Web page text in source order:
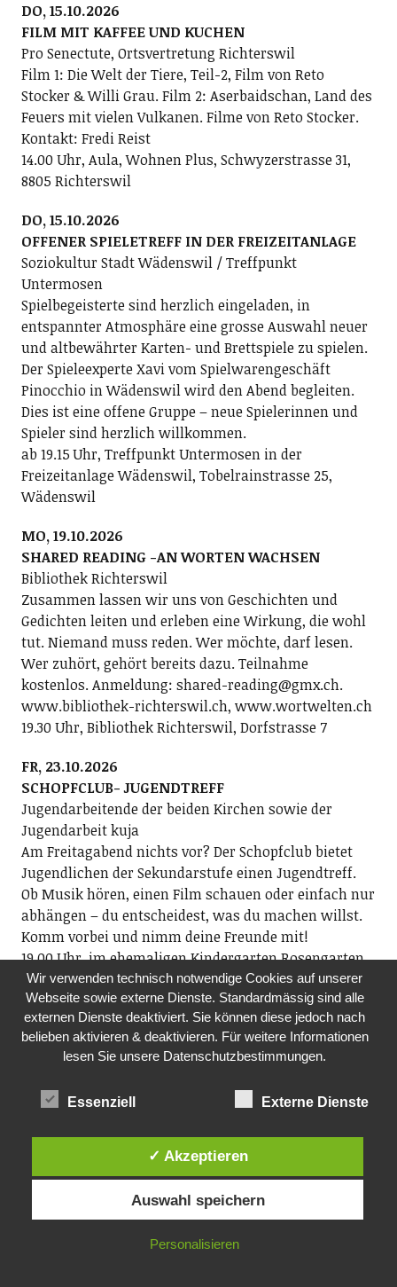
DO, 15.10.2026
FILM MIT KAFFEE UND KUCHEN
Pro Senectute, Ortsvertretung Richterswil
Film 1: Die Welt der Tiere, Teil-2, Film von Reto
Stocker & Willi Grau. Film 2: Aserbaidschan, Land des
Feuers mit vielen Vulkanen. Filme von Reto Stocker.
Kontakt: Fredi Reist
14.00 Uhr, Aula, Wohnen Plus, Schwyzerstrasse 31,
8805 Richterswil
DO, 15.10.2026
OFFENER SPIELETREFF IN DER FREIZEITANLAGE
Soziokultur Stadt Wädenswil / Treffpunkt
Untermosen
Spielbegeisterte sind herzlich eingeladen, in
entspannter Atmosphäre eine grosse Auswahl neuer
und altbewährter Karten- und Brettspiele zu spielen.
Der Spieleexperte Xavi vom Spielwarengeschäft
Pinocchio in Wädenswil wird den Abend begleiten.
Dies ist eine offene Gruppe – neue Spielerinnen und
Spieler sind herzlich willkommen.
ab 19.15 Uhr, Treffpunkt Untermosen in der
Freizeitanlage Wädenswil, Tobelrainstrasse 25,
Wädenswil
MO, 19.10.2026
SHARED READING -AN WORTEN WACHSEN
Bibliothek Richterswil
Zusammen lassen wir uns von Geschichten und
Gedichten leiten und erleben eine Wirkung, die wohl
tut. Niemand muss reden. Wer möchte, darf lesen.
Wer zuhört, gehört bereits dazu. Teilnahme
kostenlos. Anmeldung: shared-reading@gmx.ch.
www.bibliothek-richterswil.ch, www.wortwelten.ch
19.30 Uhr, Bibliothek Richterswil, Dorfstrasse 7
FR, 23.10.2026
SCHOPFCLUB- JUGENDTREFF
Jugendarbeitende der beiden Kirchen sowie der
Jugendarbeit kuja
Am Freitagabend nichts vor? Der Schopfclub bietet
Jugendlichen der Sekundarstufe einen Jugendtreff.
Ob Musik hören, einen Film schauen oder einfach nur
abhängen – du entscheidest, was du machen willst.
Komm vorbei und nimm deine Freunde mit!
19.00 Uhr, im ehemaligen Kindergarten Rosengarten
SA, 24.10.2026
TANZRAUSCH
Tanzrausch-Team
Danceparty Ü40 mit den besten Tanz-Tracks querbeet
ab 20.30 Uhr, Bürgi (Gerbestrasse 19), Richterswil
FR, 30.10.2026
TREFF AM FREITAG
Kath. Kirche Richterswil
Der Treff am Freitag bietet die Möglichkeit des
kurzen Impuls zu einem Thema, kann ausgiebig
Wir verwenden technisch notwendige Cookies auf unserer
Webseite sowie externe Dienste. Standardmässig sind alle
externen Dienste deaktiviert. Sie können diese jedoch nach
belieben aktivieren & deaktivieren. Für weitere Informationen
lesen Sie unsere Datenschutzbestimmungen.
Essenziell Externe Dienste
✓ Akzeptieren
Auswahl speichern
Personalisieren